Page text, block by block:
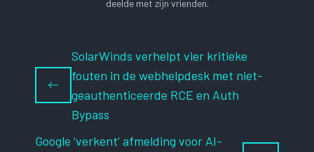
deelde met zijn vrienden.
SolarWinds verhelpt vier kritieke
fouten in de webhelpdesk met niet-
geauthenticeerde RCE en Auth
Bypass
Google ‘verkent’ afmelding voor AI-